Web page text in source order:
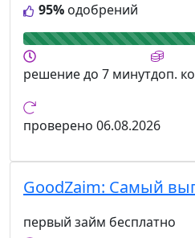
95% одобрений
решениедо 7 минутдоп.
проверено 06.08.2026
GoodZaim: Самый
первый займ бесплатно